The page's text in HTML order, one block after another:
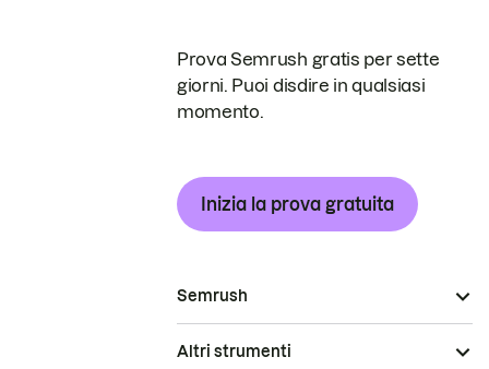
Prova Semrush gratis per sette
giorni. Puoi disdire in qualsiasi
momento.
Inizia la prova gratuita
Semrush
Altri strumenti